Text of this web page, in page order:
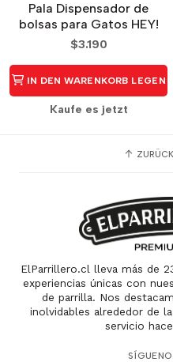
Pala Dispensador de
bolsas para Gatos HEY!
$3.190
IN DEN WARENKORB LEGEN
Kaufe es jetzt
ElParrillero.cl lleva más de
experiencias únicas con
de parrilla. Nos
inolvidables alrededor de
servicio